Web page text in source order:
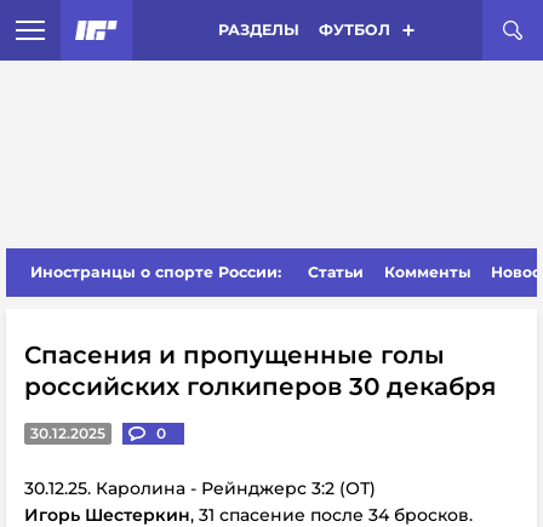
РАЗДЕЛЫ ФУТБОЛ
Иностранцы о спорте России: Статьи Комменты
Спасения и пропущенные голы
российских голкиперов 30 декабря
30.12.2025 0
30.12.25. Каролина - Рейнджерс 3:2 (ОТ)
Игорь Шестеркин, 31 спасение после 34 бросков.